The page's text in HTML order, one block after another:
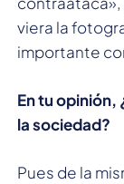
viera la
importante
En tu opinión,
la sociedad?
Pues de la